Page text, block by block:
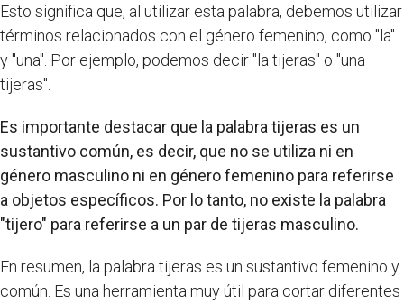
Esto significa que, al utilizar esta palabra, debemos utilizar
términos relacionados con el género femenino, como "la"
y "una". Por ejemplo, podemos decir "la tijeras" o "una
tijeras".
Es importante destacar que la palabra tijeras es un
sustantivo común, es decir, que no se utiliza ni en
género masculino ni en género femenino para referirse
a objetos específicos. Por lo tanto, no existe la palabra
"tijero" para referirse a un par de tijeras masculino.
En resumen, la palabra tijeras es un sustantivo femenino y
común. Es una herramienta muy útil para cortar diferentes